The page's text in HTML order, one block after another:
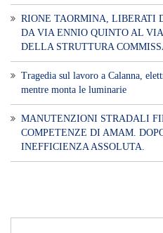
RIONE TAORMINA, LIBERATI
DA VIA ENNIO QUINTO AL
DELLA STRUTTURA
Tragedia sul lavoro a Calanna,
mentre monta le luminarie
MANUTENZIONI STRADALI
COMPETENZE DI AMAM.
INEFFICIENZA ASSOLUTA.